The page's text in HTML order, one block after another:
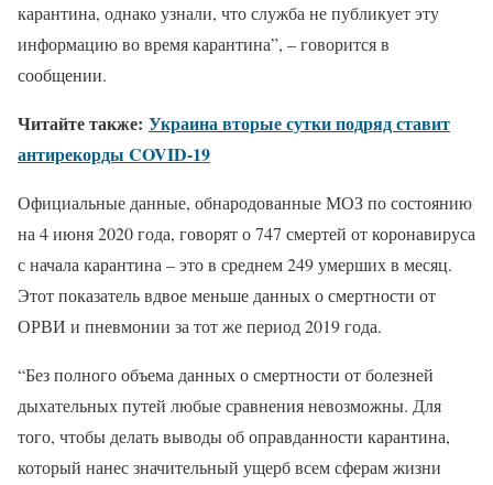
карантина, однако узнали, что служба не публикует эту
информацию во время карантина”, – говорится в
сообщении.
Читайте также: Украина вторые сутки подряд ставит
антирекорды COVID-19
Официальные данные, обнародованные МОЗ по состоянию
на 4 июня 2020 года, говорят о 747 смертей от коронавируса
с начала карантина – это в среднем 249 умерших в месяц.
Этот показатель вдвое меньше данных о смертности от
ОРВИ и пневмонии за тот же период 2019 года.
“Без полного объема данных о смертности от болезней
дыхательных путей любые сравнения невозможны. Для
того, чтобы делать выводы об оправданности карантина,
который нанес значительный ущерб всем сферам жизни